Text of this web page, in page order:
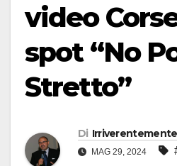
video
spot “No
Stretto”
Di Irriverentemente
MAG 29, 2024